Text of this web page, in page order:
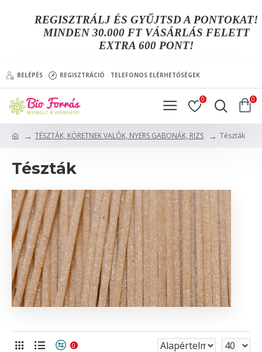
REGISZTRÁLJ ÉS GYŰJTSD A PONTOKAT!
MINDEN 30.000 FT VÁSÁRLÁS FELETT
EXTRA 600 PONT!
BELÉPÉS REGISZTRÁCIÓ TELEFONOS ELÉRHETŐSÉGEK
0 0
TÉSZTÁK, KÖRETNEK VALÓK, NYERS GABONÁK, RIZS Tészták
Tészták
0